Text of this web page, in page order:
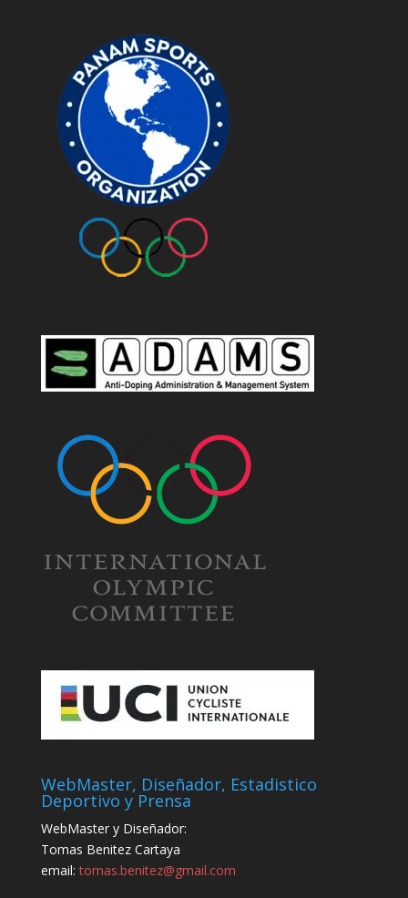
WebMaster, Diseñador, Estadistico
Deportivo y Prensa
WebMaster y Diseñador:
Tomas Benitez Cartaya
email:tomas.benitez@gmail.com